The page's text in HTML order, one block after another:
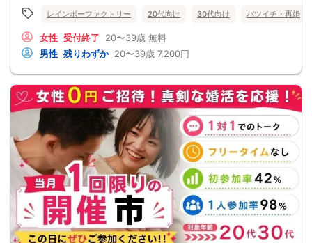
レインボーファクトリー 20代向け 30代向け バツイチ・再婚
女性 受付終了 20〜39歳 無料
男性 残りわずか 20〜39歳 7,200円